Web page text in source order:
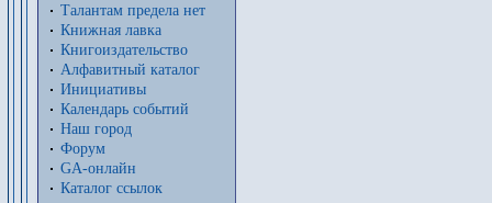
Талантам предела нет
Книжная лавка
Книгоиздательство
Алфавитный каталог
Инициативы
Календарь событий
Наш город
Форум
GA-онлайн
Каталог ссылок